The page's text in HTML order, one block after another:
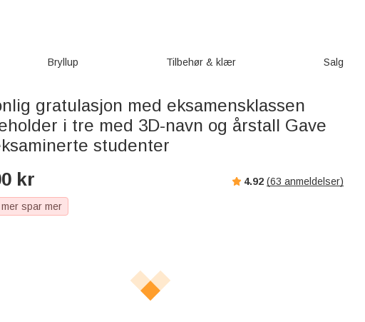
Bryllup Tilbehør & klær Salg
gratulasjon med eksamensklassen
i tre med 3D-navn og årstall Gave
studenter
kr 4.92 (63 anmeldelser)
spar mer